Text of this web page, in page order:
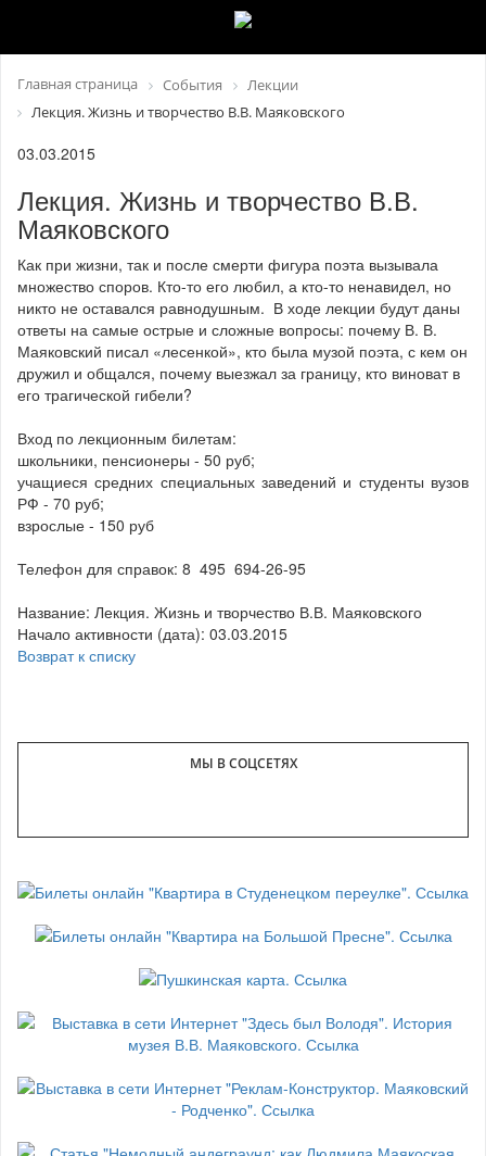
Главная страница События
Лекции
Лекция. Жизнь и творчество В.В. Маяковского
03.03.2015
Лекция. Жизнь и творчество В.В.
Маяковского
Как при жизни, так и после смерти фигура поэта вызывала
множество споров. Кто-то его любил, а кто-то ненавидел, но
никто не оставался равнодушным. В ходе лекции будут даны
ответы на самые острые и сложные вопросы: почему В. В.
Маяковский писал «лесенкой», кто была музой поэта, с кем он
дружил и общался, почему выезжал за границу, кто виноват в
его трагической гибели?
Вход по лекционным билетам:
школьники, пенсионеры - 50 руб;
учащиеся средних специальных заведений и студенты вузов
РФ - 70 руб;
взрослые - 150 руб
Телефон для справок: 8 495 694-26-95
Название: Лекция. Жизнь и творчество В.В. Маяковского
Начало активности (дата): 03.03.2015
Возврат к списку
МЫ В СОЦСЕТЯХ